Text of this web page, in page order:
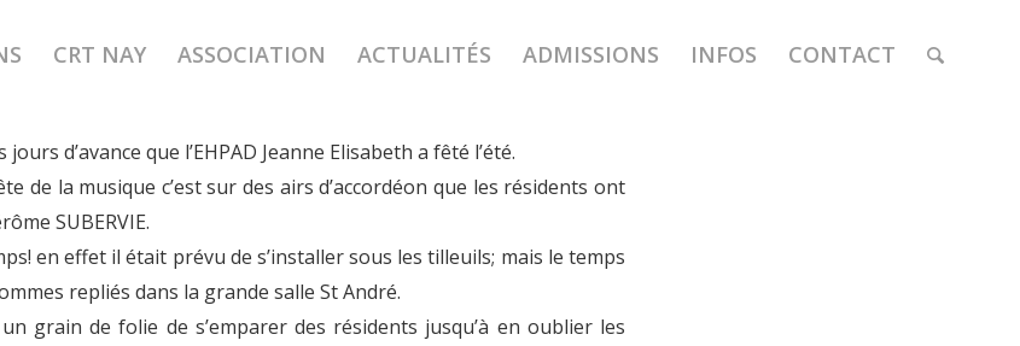
CRT NAY ASSOCIATION ACTUALITÉS ADMISSIONS INFOS CONTACT
Elisabeth fête l’été
jours d’avance que l’EHPAD Jeanne Elisabeth a fêté l’été.
de la musique c’est sur des airs d’accordéon que les résidents ont
SUBERVIE.
en effet il était prévu de s’installer sous les tilleuils; mais le temps
repliés dans la grande salle St André.
un grain de folie de s’emparer des résidents jusqu’à en oublier les